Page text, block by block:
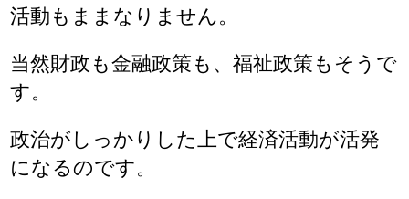
活動もままなりません。
当然財政も金融政策も、福祉政策もそうで
す。
政治がしっかりした上で経済活動が活発
になるのです。